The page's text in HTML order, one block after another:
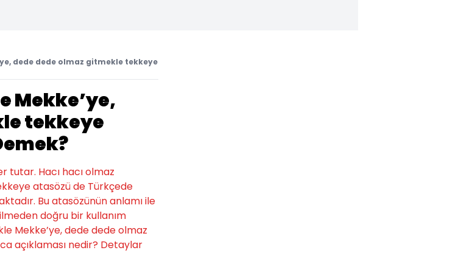
dede dede olmaz gitmekle tekkeye
Mekke’ye,
tekkeye
tutar. Hacı hacı olmaz
atasözü de Türkçede
Bu atasözünün anlamı ile
doğru bir kullanım
Mekke’ye, dede dede olmaz
açıklaması nedir? Detaylar